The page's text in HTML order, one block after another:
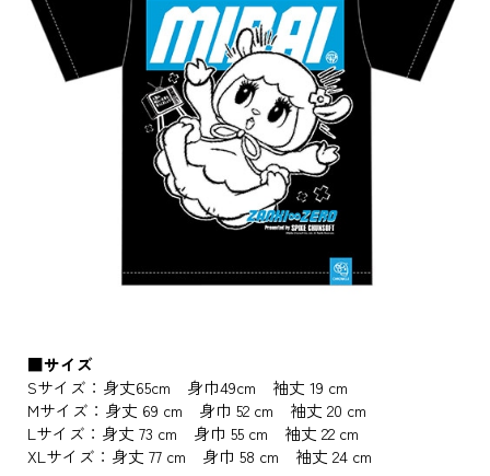
■サイズ
Sサイズ：身丈65cm 身巾49cm 袖丈 19 cm
Mサイズ：身丈 69 cm 身巾 52 cm 袖丈 20 cm
Lサイズ：身丈 73 cm 身巾 55 cm 袖丈 22 cm
XLサイズ：身丈 77 cm 身巾 58 cm 袖丈 24 cm